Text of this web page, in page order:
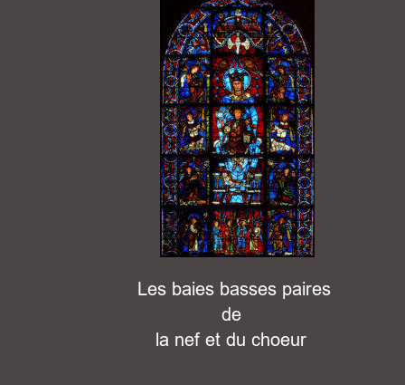
Les baies basses paires
de
la nef et du choeur